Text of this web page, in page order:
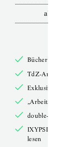
ab
Bücher online
TdZ-Artikel
Exklusive
double-
lesen